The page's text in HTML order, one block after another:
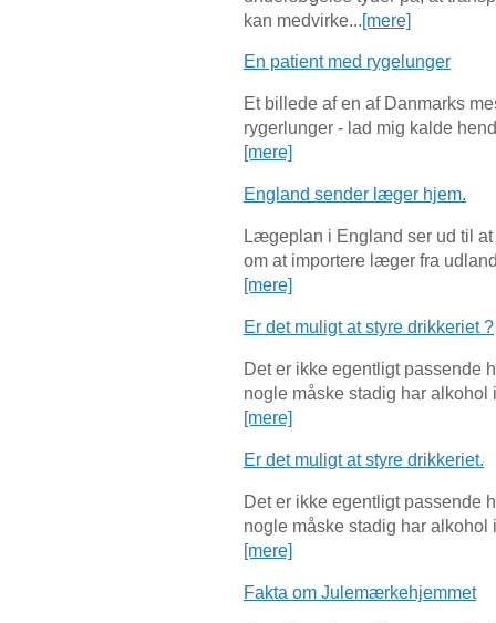
kan medvirke... [mere]
En patient med rygelunger
Et billede af en af Danmarks
rygerlunger - lad mig kalde
[mere]
England sender læger hjem.
Lægeplan i England ser ud til
om at importere læger fra
[mere]
Er det muligt at styre drikkeriet ?
Det er ikke egentligt passende
nogle måske stadig har
[mere]
Er det muligt at styre drikkeriet.
Det er ikke egentligt passende
nogle måske stadig har
[mere]
Fakta om Julemærkehjemmet